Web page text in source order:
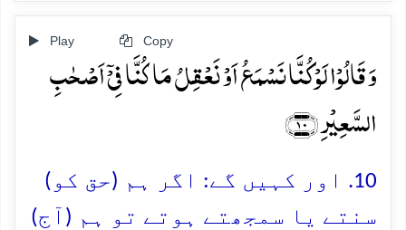
Play Copy
وَ قَالُوۡا لَوۡ کُنَّا نَسۡمَعُ اَوۡ نَعۡقِلُ مَا کُنَّا فِیۡۤ اَصۡحٰبِ
السَّعِیۡرِ ﴿۱۰﴾
10. اور کہیں گے: اگر ہم (حق کو)
سنتے یا سمجھتے ہوتے تو ہم (آج)